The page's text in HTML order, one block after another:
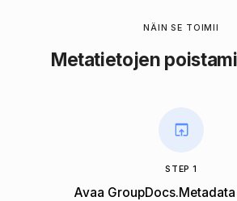
NÄIN SE TOIMII
Metatietojen
STEP 1
Avaa